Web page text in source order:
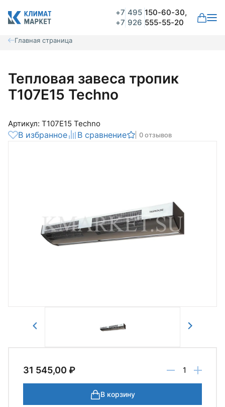
+7 495 150-60-30,
+7 926 555-55-20
Главная страница
Тепловая завеса тропик
Т107E15 Techno
Артикул: Т107E15 Techno
В избранное В сравнение 0 отзывов
31 545,00 ₽
В корзину
Авторизоваться